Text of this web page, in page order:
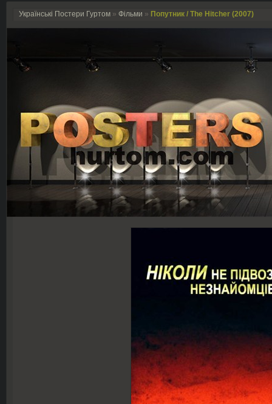
Українські Постери Гуртом » Фільми » Попутник / The Hitcher (2007)